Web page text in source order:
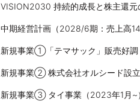
新規事業①「テマサック」販売好調
新規事業② 株式会社オルシード設立
新規事業③ タイ事業（2023年1月~